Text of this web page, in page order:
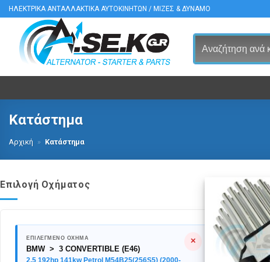
Μετάβαση
στο
περιεχόμενο
ΗΛΕΚΤΡΙΚΑ ΑΝΤΑΛΛΑΚΤΙΚΑ ΑΥΤΟΚΙΝΗΤΩΝ / ΜΙΖΕΣ & ΔΥΝΑΜΟ
Κατάστημα
Αρχική » Κατάστημα
Επιλογή Οχήματος
ΕΠΙΛΕΓΜΕΝΟ ΟΧΗΜΑ
BMW > 3 CONVERTIBLE (E46)
2.5 192hp 141kw Petrol M54B25(256S5) (2000-
✕